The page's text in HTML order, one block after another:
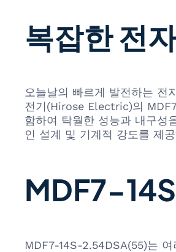
복잡한 전
오늘날의 빠르게 발전하는 전
전기(Hirose Electric)의
함하여 탁월한 성능과 내구성
인 설계 및 기계적 강도를 제
MDF7-
MDF7-14S-2.54DSA(55)는